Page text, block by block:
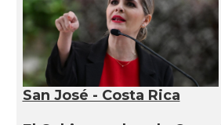
San José - Costa Rica